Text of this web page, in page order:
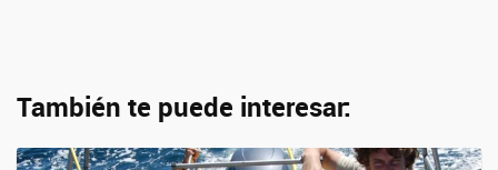
También te puede interesar: